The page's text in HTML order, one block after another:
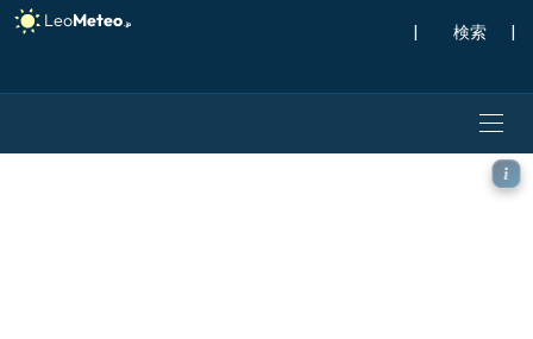
| |
GFS モデル - トルコ, CAPE